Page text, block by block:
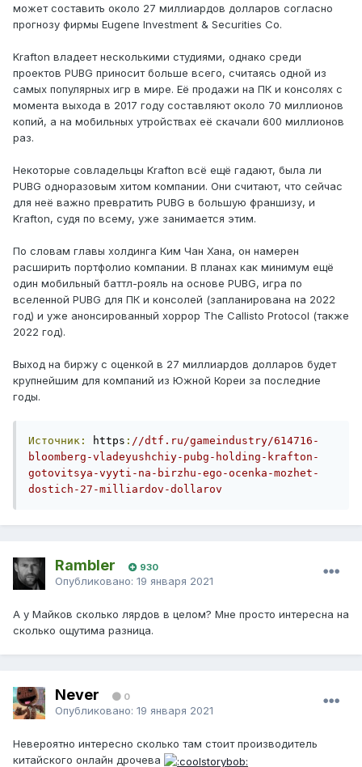
может составить около 27 миллиардов долларов согласно
прогнозу фирмы Eugene Investment & Securities Co.
Krafton владеет несколькими студиями, однако среди
проектов PUBG приносит больше всего, считаясь одной из
самых популярных игр в мире. Её продажи на ПК и консолях с
момента выхода в 2017 году составляют около 70 миллионов
копий, а на мобильных утройствах её скачали 600 миллионов
раз.
Некоторые совладельцы Krafton всё ещё гадают, была ли
PUBG одноразовым хитом компании. Они считают, что сейчас
для неё важно превратить PUBG в большую франшизу, и
Krafton, судя по всему, уже занимается этим.
По словам главы холдинга Ким Чан Хана, он намерен
расширить портфолио компании. В планах как минимум ещё
один мобильный баттл-рояль на основе PUBG, игра по
вселенной PUBG для ПК и консолей (запланирована на 2022
год) и уже анонсированный хоррор The Callisto Protocol (также
2022 год).
Выход на биржу с оценкой в 27 миллиардов долларов будет
крупнейшим для компаний из Южной Кореи за последние
годы.
Источник: https : //dtf.ru/gameindustry/614716-
bloomberg-vladeyushchiy-pubg-holding-krafton-
gotovitsya-vyyti-na-birzhu-ego-ocenka-mozhet-
dostich-27-milliardov-dollarov
Rambler 930
Опубликовано: 19 января 2021
А у Майков сколько лярдов в целом? Мне просто интересна на
сколько ощутима разница.
Never 0
Опубликовано: 19 января 2021
Невероятно интересно сколько там стоит производитель
китайского онлайн дрочева